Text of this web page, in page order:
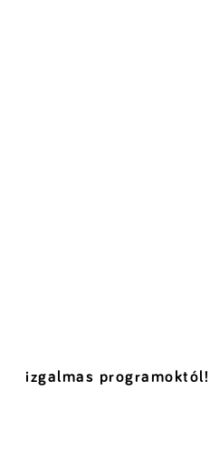
izgalmas programoktól!